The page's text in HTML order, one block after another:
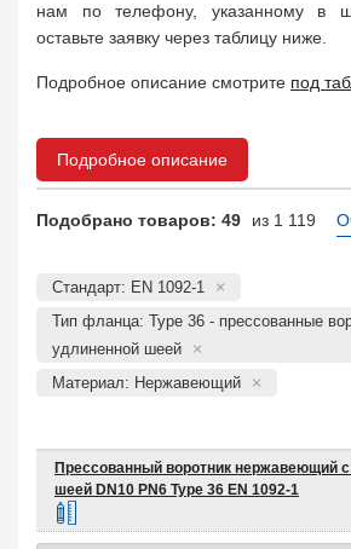
нам по телефону, указанному в
оставьте заявку через таблицу ниже.
Подробное описание смотрите под
Подробное описание
Подобрано товаров: 49 из 1 119
Стандарт: EN 1092-1
Тип фланца: Type 36 - прессованные
удлиненной шеей
Материал: Нержавеющий
Прессованный воротник нержавеющий
шеей DN10 PN6 Type 36 EN 1092-1